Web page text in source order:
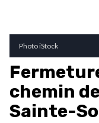
Photo iStock
chemin
Sainte-